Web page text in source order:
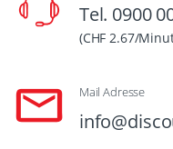
Tel. 0900
(CHF 2.67/
Mail Adresse